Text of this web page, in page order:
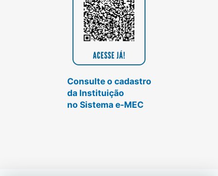
Consulte o cadastro
da Instituição
no Sistema e-MEC